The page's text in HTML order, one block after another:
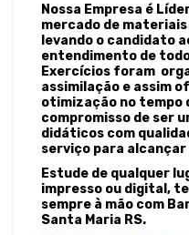
Nossa Empresa é
mercado de
levando o candidato
entendimento de
Exercícios foram
assimilação e assim
otimização no tempo
compromisso de ser
didáticos com
serviço para
Estude de qualquer
impresso ou digital,
sempre à mão com
Santa Maria RS.